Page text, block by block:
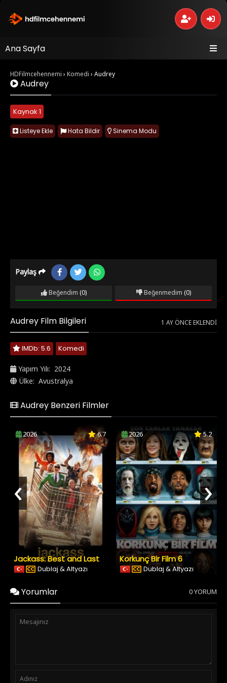
Ana Sayfa
HDFilmcehennemi › Komedi › Audrey
Audrey
Kaynak 1
Listeye Ekle Hata Bildir Sinema Modu
Paylaş
Beğendim (0) Beğenmedim (0)
Audrey Film Bilgileri 1 AY ÖNCE EKLENDI
IMDb: 5.6 Komedi
Yapım Yılı: 2024
Ülke: Avustralya
Audrey Benzeri Filmler
2026 6.7
Jackass: Best and Last
Dublaj & Altyazı
2026 5.2
Korkunç Bir Film 6
Dublaj & Altyazı
‹ ›
Yorumlar 0 YORUM